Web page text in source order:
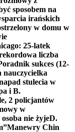
sposobem na
irańskich
w domu w
25-latek
liczba
sukces (12-
nauczycielka
stulecia w
i B.
2 policjantów
w
nie żyjeD.
Manewry Chin